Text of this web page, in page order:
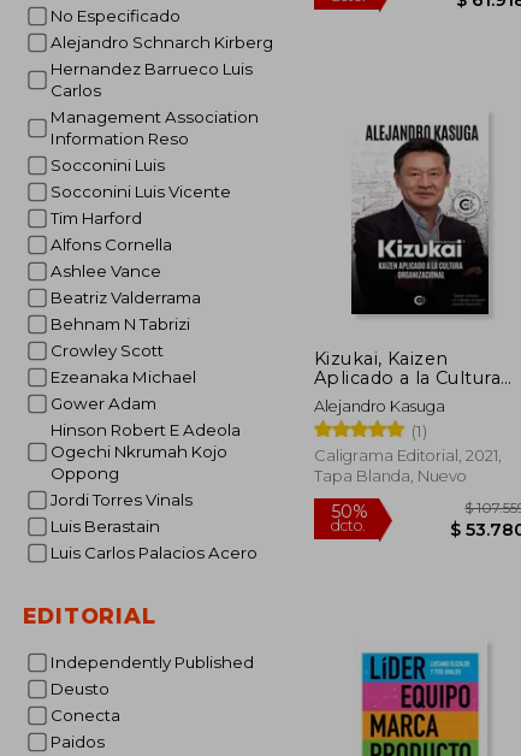
No Especificado
Alejandro Schnarch Kirberg
Hernandez Barrueco Luis
Carlos
Management Association
Information Reso
Socconini Luis
Socconini Luis Vicente
Tim Harford
Alfons Cornella
Ashlee Vance
Beatriz Valderrama
Behnam N Tabrizi
Crowley Scott
Ezeanaka Michael
Gower Adam
Hinson Robert E Adeola
Ogechi Nkrumah Kojo
Oppong
Jordi Torres Vinals
Luis Berastain
Luis Carlos Palacios Acero
EDITORIAL
Independently Published
Deusto
Conecta
Paidos
Kizukai, Kaizen
Aplicado a la Cultura
Organizacional
Alejandro Kasuga
(1)
Caligrama Editorial, 2021,
Tapa Blanda, Nuevo
50%
dcto.